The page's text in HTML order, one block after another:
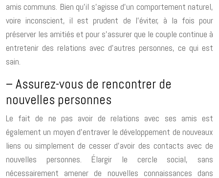
amis communs. Bien qu’il s’agisse d’un comportement naturel,
voire inconscient, il est prudent de l’éviter, à la fois pour
préserver les amitiés et pour s’assurer que le couple continue à
entretenir des relations avec d’autres personnes, ce qui est
sain.
– Assurez-vous de rencontrer de
nouvelles personnes
Le fait de ne pas avoir de relations avec ses amis est
également un moyen d’entraver le développement de nouveaux
liens ou simplement de cesser d’avoir des contacts avec de
nouvelles personnes. Élargir le cercle social, sans
nécessairement amener de nouvelles connaissances dans